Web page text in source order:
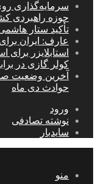
حوزه راهبردی
تأکید ستار
عارف: ایران
استابلایزر
کولر گازی در
آخرین وضعیت
حوادث دی ماه
ورود
نوشته تصادفی
سایدبار
منو